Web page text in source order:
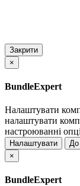
Закрити
×
BundleExpert
Налаштувати
налаштувати
настроюванні
Налаштувати
До
×
BundleExpert